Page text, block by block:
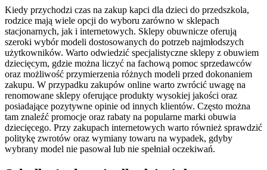
Kiedy przychodzi czas na zakup kapci dla dzieci do przedszkola,
rodzice mają wiele opcji do wyboru zarówno w sklepach
stacjonarnych, jak i internetowych. Sklepy obuwnicze oferują
szeroki wybór modeli dostosowanych do potrzeb najmłodszych
użytkowników. Warto odwiedzić specjalistyczne sklepy z obuwiem
dziecięcym, gdzie można liczyć na fachową pomoc sprzedawców
oraz możliwość przymierzenia różnych modeli przed dokonaniem
zakupu. W przypadku zakupów online warto zwrócić uwagę na
renomowane sklepy oferujące produkty wysokiej jakości oraz
posiadające pozytywne opinie od innych klientów. Często można
tam znaleźć promocje oraz rabaty na popularne marki obuwia
dziecięcego. Przy zakupach internetowych warto również sprawdzić
politykę zwrotów oraz wymiany towaru na wypadek, gdyby
wybrany model nie pasował lub nie spełniał oczekiwań.